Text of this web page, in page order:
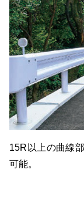
15R以上の曲線
可能。